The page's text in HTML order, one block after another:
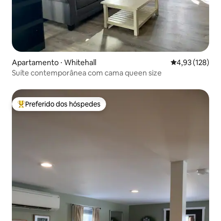
Apartamento ⋅ Whitehall 4,93 de uma
4,93 (128)
Suíte contemporânea com cama queen size
Entre os melhores preferidos dos hóspedes
Preferido dos hóspedes